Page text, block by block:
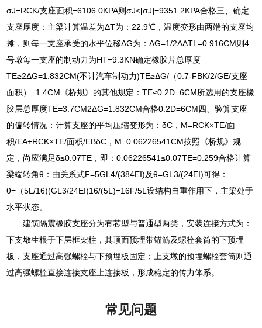
σJ=RCK/支座面积=6106.0KPA则σJ<[σJ]=9351.2KPA合格三、确定
支座厚度：主梁计算温差为ΔT为：22.9℃，温度变形由两端的支座均
摊，则每一支座承受的水平位移ΔG为：ΔG=1/2AΔTL=0.916CM则4
号墩每一支座的制动力为HT=9.3KN确定橡胶片总厚度
TE≥2ΔG=1.832CM(不计汽车制动力)TE≥ΔG/（0.7-FBK/2/GE/支座
面积）=1.4CM《桥规》的其他规定：TE≤0.2D=6CM所选用的支座橡
胶层总厚度TE=3.7CM2ΔG=1.832CM合格0.2D=6CM四、验算支座
的偏转情况：计算支座的平均压缩变形为：δC，M=RCK×TE/面
积/EA+RCK×TE/面积/EBδC，M=0.06226541CM按照《桥规》规
定，尚应满足δ≤0.07TE，即：0.06226541≤0.07TE=0.259合格计算
梁端转角θ：由关系式F=5GL4/(384EI)及θ=GL3/(24EI)可得：
θ=（5L/16)(GL3/24EI)16/(5L)=16F/5L设结构自重作用下，主梁处于
水平状态。
建筑隔震橡胶支座分为有芯型与普通型两类，安装连接方式为：
下支墩生根于下层框架柱，其顶面预埋带锚筋及螺栓套筒的下预埋
板，支座通过高强螺栓与下预埋板固定；上支墩的预埋螺栓套筒则通
过高强螺栓直接连接支座上连接板，形成稳定的传力体系。
常见问题